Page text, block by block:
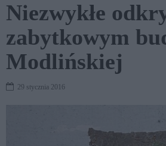
Niezwykłe
zabytkowym
Modlińskiej
29 stycznia 2016